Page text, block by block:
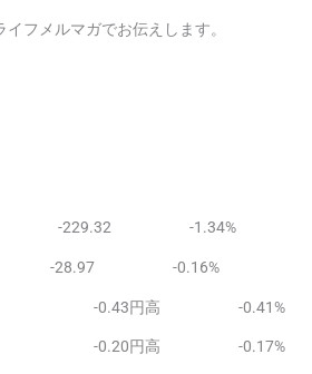
フメルマガでお伝えします。
-229.32 -1.34%
-28.97 -0.16%
23 -0.43円高 -0.41%
61 -0.20円高 -0.17%